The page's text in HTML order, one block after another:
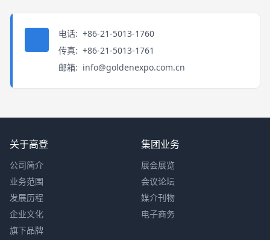
电话: +86-21-5013-1760
传真: +86-21-5013-1761
邮箱: info@goldenexpo.com.cn
关于高登
公司简介
业务范围
发展历程
企业文化
旗下品牌
集团业务
展会展览
会议论坛
媒介刊物
电子商务